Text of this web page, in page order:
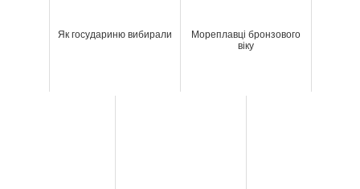
Як государиню вибирали
Мореплавці бронзового
віку